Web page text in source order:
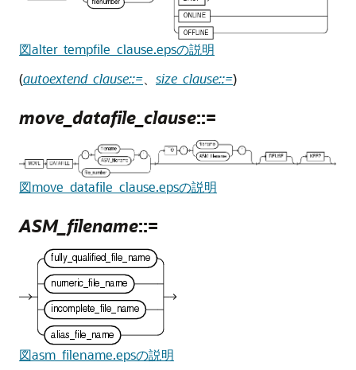
図alter_tempfile_clause.epsの説明
(autoextend_clause::=、 size_clause::=)
move_datafile_clause::=
図move_datafile_clause.epsの説明
ASM_filename::=
図asm_filename.epsの説明